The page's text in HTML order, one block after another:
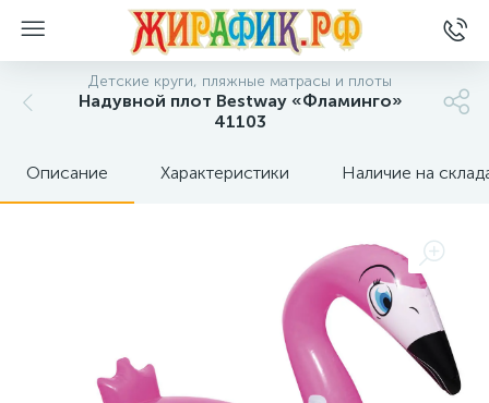
Детские круги, пляжные матрасы и плоты
Надувной плот Bestway «Фламинго»
41103
Описание Характеристики Наличие на